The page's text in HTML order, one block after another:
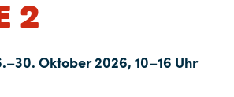
2
Oktober 2026, 10–16 Uhr